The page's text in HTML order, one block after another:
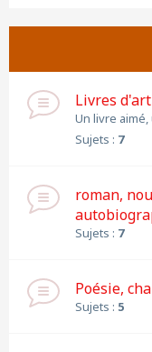
Livres d'art
Un livre
Sujets : 7
roman,
Sujets : 7
Poésie,
Sujets : 5